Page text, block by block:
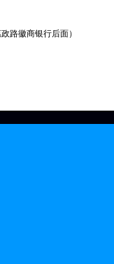
路徽商银行后面）